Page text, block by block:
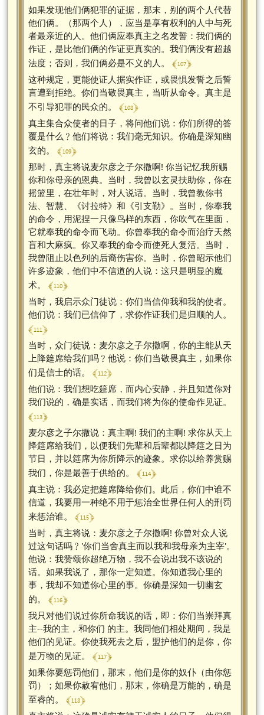
如果发现他们俩犯罪的证据，那末，别的两个人代替
他们俩。（那两个人），应当是享有权利的人中与死
者最亲近的人。他们俩应奉真主之名发誓：我们俩的
作证，是比他们俩的作证更真实的。我们俩没有超越
法度；否则，我们俩必是不义的人。 ﴾ 107 ﴿
这种规定，更能使证人据实作证，或畏惧发誓之后誓
言遭到拒绝。你们当敬畏真主，当听从命令。真主是
不引导犯罪的民众的。 ﴾ 108 ﴿
真主集合众使者的日子，将问他们说：你们所得的答
覆是什么﹖他们将说：我们毫无知识。你确是深知幽
玄的。 ﴾ 109 ﴿
那时，真主将说麦尔彦之子尔撒啊! 你当记忆我所赐
你和你母亲的恩典。当时，我曾以玄灵扶助你，你在
摇篮里，在壮年时，对人说话。当时，我曾教你书
法、智慧、《讨拉特》和《引支勒》。当时，你奉我
的命令，用泥捏一只像鸟样的东西，你吹气在里面，
它就奉我的命令而飞动。你曾奉我的命令而治疗天然
盲和大麻疯。你又奉我的命令而使死人复活。当时，
我曾阻止以色列的后裔伤害你。当时，你曾昭示他们
许多迹象，他们中不信道的人说：这只是明显的魔
术。 ﴾ 110 ﴿
当时，我启示众门徒说：你们当信仰我和我的使者。
他们说：我们已信仰了，求你作证我们是归顺的人。
﴾ 111 ﴿
当时，众门徒说：麦尔彦之子尔撒啊，你的主能从天
上降筵席给我们吗﹖他说：你们当敬畏真主，如果你
们是信士的话。 ﴾ 112 ﴿
他们说：我们想吃筵席，而内心安静，并且知道你对
我们说的，确是实话，而我们将为你的使命作见证。
﴾ 113 ﴿
麦尔彦之子尔撒说：真主啊! 我们的主啊! 求你从天上
降筵席给我们，以便我们先辈和后辈都以降筵之日为
节日，并以筵席为你所降示的迹象。求你以给养赏赐
我们，你是最善于供给的。 ﴾ 114 ﴿
真主说：我必定把筵席降给你们。此后，你们中谁不
信道，我要用一种绝不用于惩治全世界任何人的刑罚
来惩治谁。 ﴾ 115 ﴿
当时，真主将说：麦尔彦之子尔撒啊! 你曾对众人说
过这句话吗﹖'你们当舍真主而以我和我母亲为主宰'。
他说：我赞颂你超绝万物，我不会说出我不该说的
话。如果我说了，那你一定知道。你知道我心里的
事，我却不知道你心里的事。你确是深知一切幽玄
的。 ﴾ 116 ﴿
我只对他们说过你所命我说的话，即：你们当崇拜真
主--我的主，和你们 的主。我同他们相处期间，我是
他们的见证。你使我死去之后，盟护他们的是你，你
是万物的见证。 ﴾ 117 ﴿
如果你要惩罚他们，那末，他们是你的奴仆（由你惩
罚）；如果你赦宥他们，那末，你确是万能的，确是
至睿的。 ﴾ 118 ﴿